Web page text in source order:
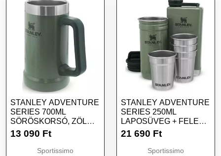
STANLEY ADVENTURE
SERIES 700ML
SÖRÖSKORSÓ, ZÖLD,
MÉRET
13 090 Ft
Sportissimo
STANLEY ADVENTURE
SERIES 250ML
LAPOSÜVEG + FELES
POHARAK, ZÖLD,
21 690 Ft
Sportissimo